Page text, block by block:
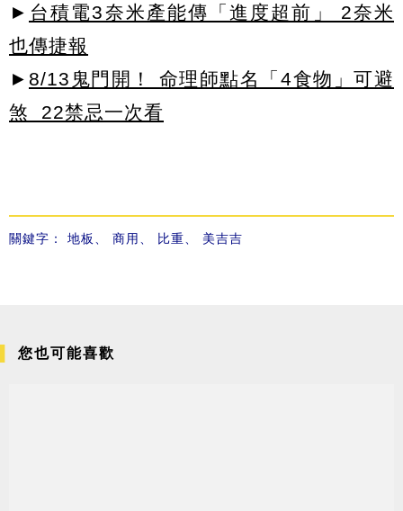
► 台積電3奈米產能傳「進度超前」 2奈米
也傳捷報
► 8/13鬼門開！ 命理師點名「4食物」可避
煞 22禁忌一次看
關鍵字： 地板 商用 比重 美吉吉
您也可能喜歡